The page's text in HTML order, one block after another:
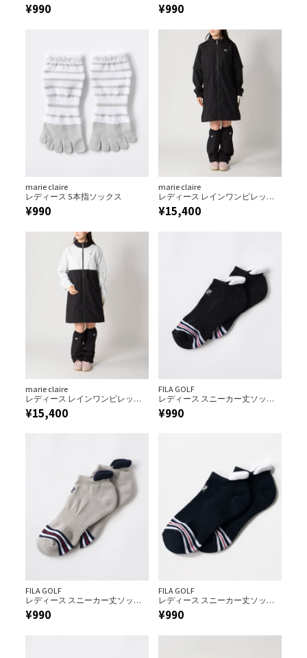
¥990 ¥990
marie claire
レディース 5本指ソックス
¥990
marie claire
レディース レインワンピレッグ
カバーセット
¥15,400
marie claire
レディース レインワンピレッグ
カバーセット
¥15,400
FILA GOLF
レディース スニーカー丈ソック
ス
¥990
FILA GOLF
レディース スニーカー丈ソック
ス
¥990
FILA GOLF
レディース スニーカー丈ソック
ス
¥990